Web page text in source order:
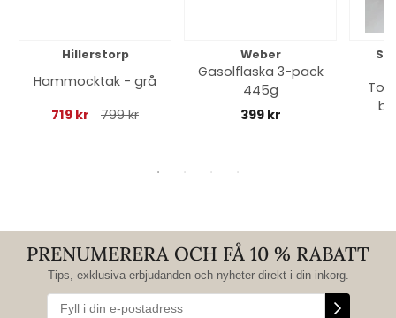
Hillerstorp
Hammocktak - grå
719 kr
799 kr
Weber
Gasolflaska 3-pack
445g
399 kr
PRENUMERERA OCH FÅ 10 % RABATT
Tips, exklusiva erbjudanden och nyheter direkt i din inkorg.